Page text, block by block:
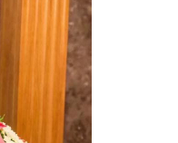
В Ленинградском
зоопарке прошло
свидание
...